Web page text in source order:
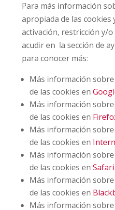
Para más información
apropiada de las cookies
activación, restricción y/
acudir en la sección de
para conocer más:
Más información
de las cookies en
Más información
de las cookies en
Más información
de las cookies en
Más información
de las cookies en Safari
Más información
de las cookies en
Más información